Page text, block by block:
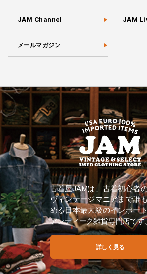
JAM Channel JAM
メールマガジン
古着屋JAMは、古着初心者
ヴィンテージマニアまで誰
める日本最大級のインポー
アンティーク雑貨専門店です
詳しく見る